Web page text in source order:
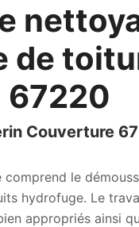
de
67220
Couverture
comprend le
hydrofuge. Le
appropriés ainsi